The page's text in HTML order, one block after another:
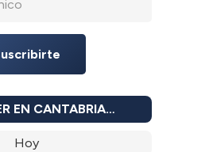
EN CANTABRIA…
Hoy